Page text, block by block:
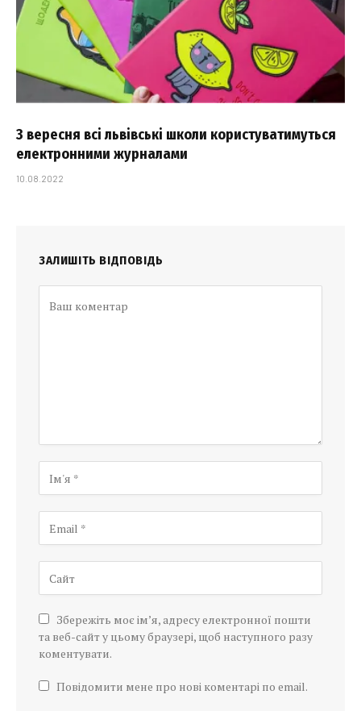
З вересня всі львівські школи користуватимуться
електронними журналами
10.08.2022
ЗАЛИШІТЬ ВІДПОВІДЬ
Збережіть моє ім’я, адресу електронної пошти
та веб-сайт у цьому браузері, щоб наступного разу
коментувати.
Повідомити мене про нові коментарі по email.